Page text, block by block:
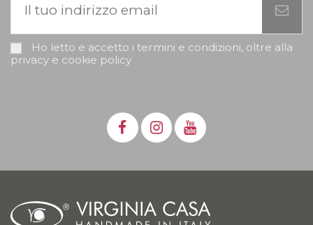
Ho letto e accetto i termini e condizioni, oltre alla
privacy e cookie policy